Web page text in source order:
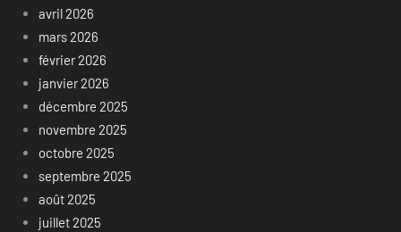
avril 2026
mars 2026
février 2026
janvier 2026
décembre 2025
novembre 2025
octobre 2025
septembre 2025
août 2025
juillet 2025